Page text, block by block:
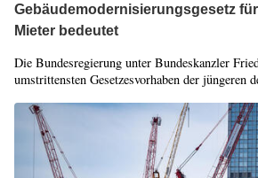
Gebäudemodernisierungsgesetz
Mieter bedeutet
Die Bundesregierung unter Bundeskanzler
umstrittensten Gesetzesvorhaben der jüngeren